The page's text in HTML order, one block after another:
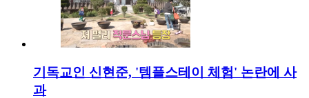
기독교인 신현준, '템플스테이 체험' 논란에 사
과